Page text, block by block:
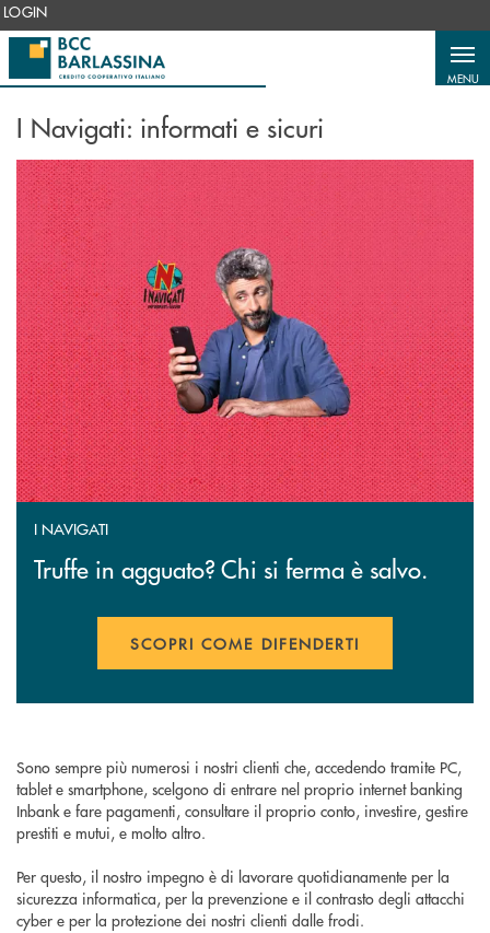
Salta al contenuto principale
LOGIN
MENU
I Navigati: informati e sicuri
I NAVIGATI
Truffe in agguato? Chi si ferma è salvo.
SCOPRI COME DIFENDERTI
Sono sempre più numerosi i nostri clienti che, accedendo tramite PC,
tablet e smartphone, scelgono di entrare nel proprio internet banking
Inbank e fare pagamenti, consultare il proprio conto, investire, gestire
prestiti e mutui, e molto altro.
Per questo, il nostro impegno è di lavorare quotidianamente per la
sicurezza informatica, per la prevenzione e il contrasto degli attacchi
cyber e per la protezione dei nostri clienti dalle frodi.